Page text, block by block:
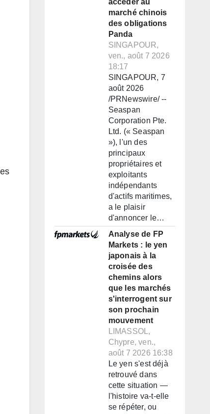
accéder au
marché chinois
des obligations
Panda
SINGAPOUR,
ven., août 7 2026
18:17
SINGAPOUR, 7
août 2026
/PRNewswire/ --
Seaspan
Corporation Pte.
Ltd. (« Seaspan
»), l'un des
principaux
propriétaires et
exploitants
indépendants
d'actifs maritimes,
a le plaisir
d'annoncer le…
Analyse de FP
Markets : le yen
japonais à la
croisée des
chemins alors
que les marchés
s'interrogent sur
son prochain
mouvement
LIMASSOL,
Chypre, ven.,
août 7 2026 16:38
Le yen s'est déjà
retrouvé dans
cette situation —
l'histoire va-t-elle
se répéter, ou